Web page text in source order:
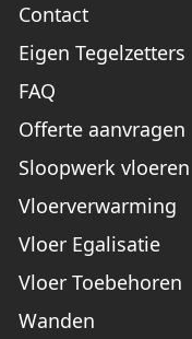
Contact
Eigen Tegelzetters
FAQ
Offerte aanvragen
Sloopwerk vloeren
Vloerverwarming
Vloer Egalisatie
Vloer Toebehoren
Wanden